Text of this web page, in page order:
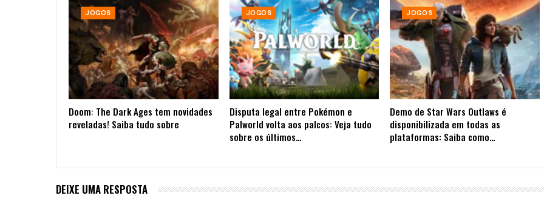
JOGOS
Doom: The Dark Ages tem novidades
reveladas! Saiba tudo sobre
JOGOS
Disputa legal entre Pokémon e
Palworld volta aos palcos: Veja tudo
sobre os últimos…
JOGOS
Demo de Star Wars Outlaws é
disponibilizada em todas as
plataformas: Saiba como…
DEIXE UMA RESPOSTA